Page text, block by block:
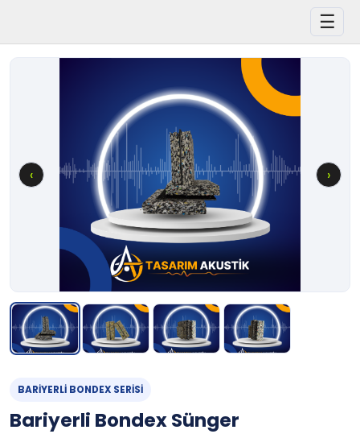
☰
‹ ›
BARIYERLI BONDEX SERISI
Bariyerli Bondex Sünger